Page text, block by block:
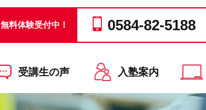
無料体験受付中！ 0584-82-5188
受講生の声 入塾案内